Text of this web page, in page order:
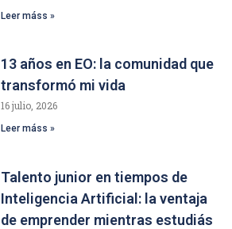
Leer máss »
13 años en EO: la comunidad que
transformó mi vida
16 julio, 2026
Leer máss »
Talento junior en tiempos de
Inteligencia Artificial: la ventaja
de emprender mientras estudiás